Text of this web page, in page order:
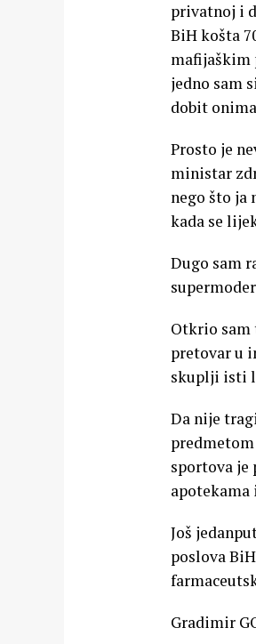
privatnoj i
BiH košta
mafijaškim
jedno sam
dobit
Prosto je
ministar
nego što ja
kada se
Dugo sam
Otkrio sam
pretovar u
skuplji isti
Da nije
sportova je
Još
poslova
Gradimir